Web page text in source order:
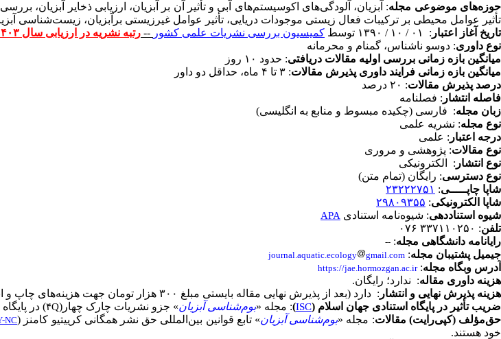
حوزه‌های موضوعی مجله: آبزیان، آلودگی‌های اکوسیستم‌های آبی و تأثیر آن بر آبزیان، ارزیابی ذخایر آبزیان،
تأثیر عوامل محیطی بر ترکیبات فعال زیستی موجودات دریایی، تأثیر عوامل غیرزیستی برآبزیان، زیست‌شناسی
تاریخ آغاز اعتبار : ۰۱ / ۱۰ / ۱۳۹۰ توسط کمیسیون بررسی نشریات علمی کشور -- رتبه نشریه در ارزیابی سال
نوع داوری: دوسو ناشناس، گمنام و محرمانه
میانگین بازه زمانی بررسی اولیه مقالات دریافتی: حدود ۱۰ روز
میانگین بازه زمانی فرایند داوری پذیرش مقالات: ۳ تا ۴ ماه، حداقل دو داور
درصد پذیرش مقالات: ۲۰ درصد
فاصله انتشار : فصلنامه
زبان مجله: فارسی (چکیده مبسوط و منابع به انگلیسی)
نوع مجله: نشریه علمی
درجه اعتبار : علمی
نوع مقالات: پژوهشی و مروری
نوع انتشار : الکترونیکی
نوع دسترسی: رایگان (تمام متن)
شاپا چاپـــــی: ۲۳۲۲۲۷۵۱
شاپا الکترونیکی: ۲۹۸۰۹۳۵۵
شیوه استناددهی: شیوه‌نامه استنادی APA
تلفن: ۳۳۷۱۱۰۲۵۰ ۰۷۶
رایانامه دانشگاهی مجله:
--
جیمیل پشتیبان مجله:
journal.aquatic.ecology gmail.com
آدرس وبگاه مجله:
https://jae.hormozgan.ac.ir
هزینه داوری مقاله: ندارد؛ رایگان.
هزینه پذیرش نهایی و انتشار : دارد (بعد از پذیرش نهایی مقاله بایستی مبلغ ۳۰۰ هزار تومان جهت هزینه‌های چاپ و انتشار واریز گردد؛ و در سامانه مجله بارگذاری نماید.)
ضریب تأثیر در پایگاه استنادی جهان اسلام (ISC
): مجله «بوم‌شناسی آبزیان» جزو نشریات چارک چهار(Q۴) در
حق‌مؤلف (کپی‌رایت) مقالات: مجله «بوم‌شناسی آبزیان» تابع قوانین بین‌المللی حق نشر همگانی کرییتیو کامنز (NC
خود هستند.